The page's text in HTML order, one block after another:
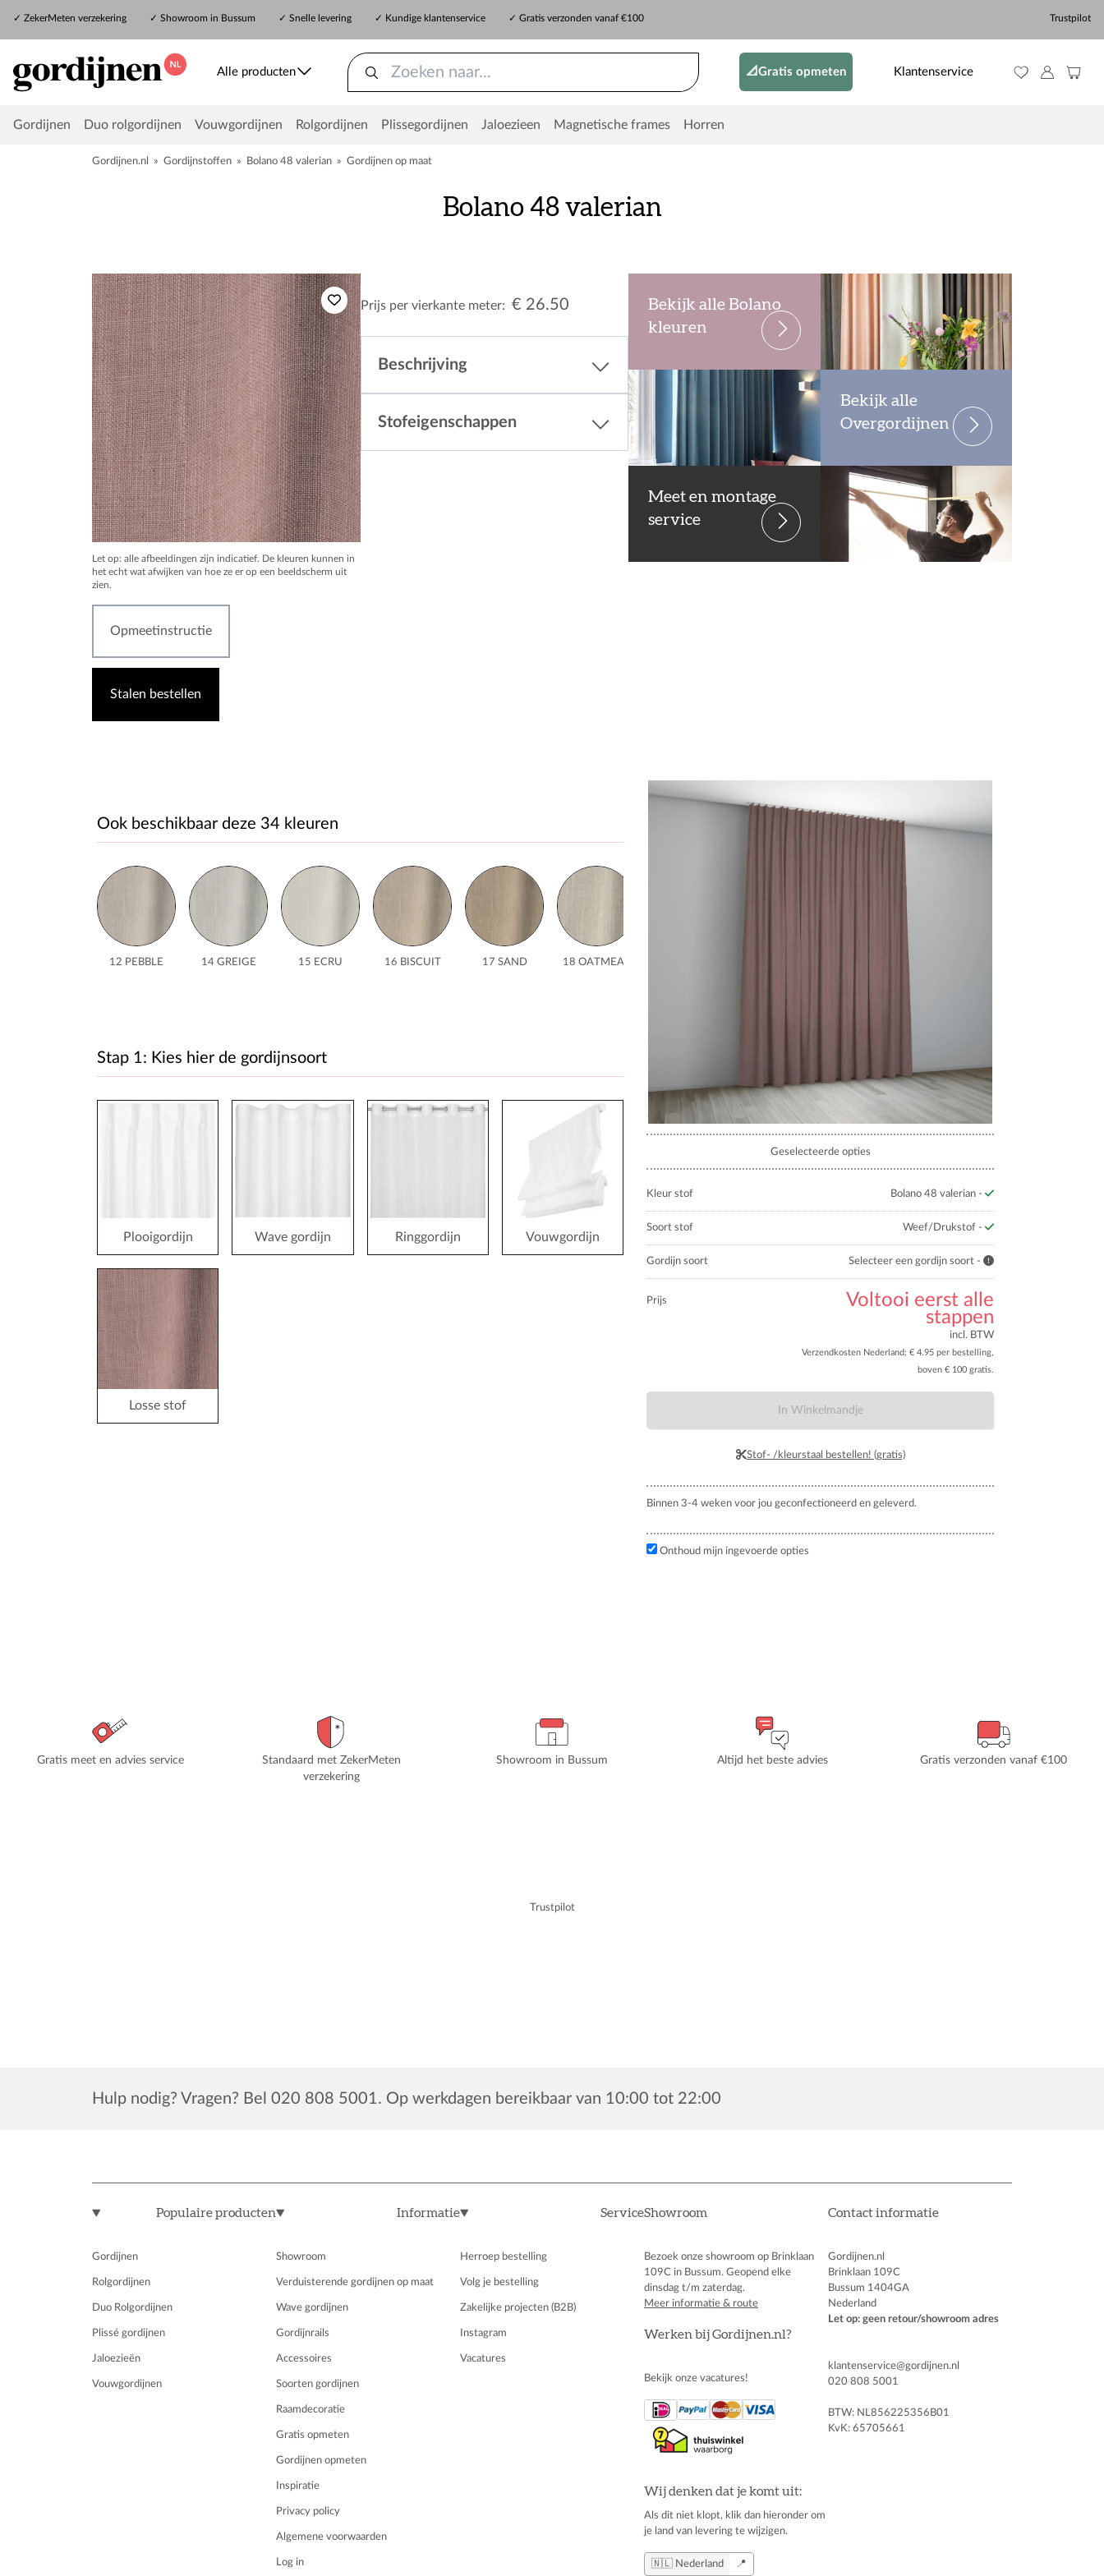
✓ ZekerMeten verzekering ✓ Showroom in Bussum ✓ Snelle levering ✓ Kundige klantenservice ✓ Gratis verzonden vanaf €100 Trustpilot
Alle producten 📐Gratis opmeten Klantenservice
Gordijnen Duo rolgordijnen Vouwgordijnen Rolgordijnen Plissegordijnen Jaloezieen Magnetische frames Horren
Gordijnen.nl » Gordijnstoffen » Bolano 48 valerian » Gordijnen op maat
Bolano 48 valerian
Let op: alle afbeeldingen zijn indicatief. De kleuren kunnen in
het echt wat afwijken van hoe ze er op een beeldscherm uit
zien.
Opmeetinstructie
Stalen bestellen
Prijs per vierkante meter: € 26.50
Beschrijving
Stofeigenschappen
Bekijk alle Bolano
kleuren
Bekijk alle
Overgordijnen
Meet en montage
service
Ook beschikbaar deze 34 kleuren
12 PEBBLE 14 GREIGE 15 ECRU 16 BISCUIT 17 SAND 18 OATMEAL
Stap 1: Kies hier de gordijnsoort
Plooigordijn Wave gordijn Ringgordijn Vouwgordijn
Losse stof
Geselecteerde opties
Kleur stof Bolano 48 valerian -
Soort stof Weef/Drukstof -
Gordijn soort Selecteer een gordijn soort -
Prijs
Voltooi eerst alle
stappen
incl. BTW
Verzendkosten Nederland: € 4.95 per bestelling,
boven € 100 gratis.
In Winkelmandje
Stof- /kleurstaal bestellen! (gratis)
Binnen 3-4 weken voor jou geconfectioneerd en geleverd.
Onthoud mijn ingevoerde opties
Gratis meet en advies service
Standaard met ZekerMeten
verzekering
Showroom in Bussum Altijd het beste advies Gratis verzonden vanaf €100
Trustpilot
Hulp nodig? Vragen? Bel 020 808 5001. Op werkdagen bereikbaar van 10:00 tot 22:00
Showroom
Bezoek onze showroom op Brinklaan
109C in Bussum. Geopend elke
dinsdag t/m zaterdag.
Meer informatie & route
Werken bij Gordijnen.nl?
Bekijk onze vacatures!
Wij denken dat je komt uit:
Als dit niet klopt, klik dan hieronder om
je land van levering te wijzigen.
🇳🇱 Nederland 📍
Contact informatie
Gordijnen.nl
Brinklaan 109C
Bussum 1404GA
Nederland
Let op: geen retour/showroom adres
klantenservice@gordijnen.nl
020 808 5001
BTW: NL856225356B01
KvK: 65705661
Populaire producten
Gordijnen
Rolgordijnen
Duo Rolgordijnen
Plissé gordijnen
Jaloezieën
Vouwgordijnen
Informatie
Showroom
Verduisterende gordijnen op maat
Wave gordijnen
Gordijnrails
Accessoires
Soorten gordijnen
Raamdecoratie
Gratis opmeten
Gordijnen opmeten
Inspiratie
Privacy policy
Algemene voorwaarden
Log in
Service
Herroep bestelling
Volg je bestelling
Zakelijke projecten (B2B)
Instagram
Vacatures